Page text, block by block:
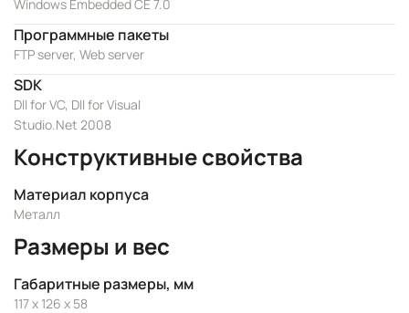
Windows Embedded CE 7.0
Программные пакеты
FTP server, Web server
SDK
Dll for VC, Dll for Visual
Studio.Net 2008
Конструктивные свойства
Материал корпуса
Металл
Размеры и вес
Габаритные размеры, мм
117 x 126 x 58